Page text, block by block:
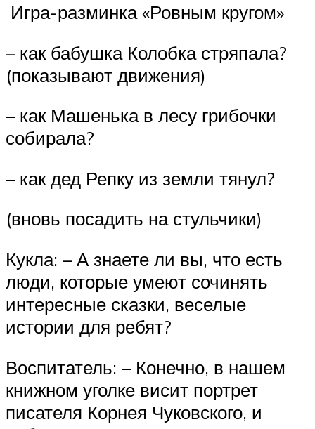
Игра-разминка «Ровным кругом»
– как бабушка Колобка стряпала?
(показывают движения)
– как Машенька в лесу грибочки
собирала?
– как дед Репку из земли тянул?
(вновь посадить на стульчики)
Кукла: – А знаете ли вы, что есть
люди, которые умеют сочинять
интересные сказки, веселые
истории для ребят?
Воспитатель: – Конечно, в нашем
книжном уголке висит портрет
писателя Корнея Чуковского, и